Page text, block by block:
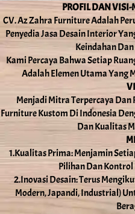
PROFIL DAN
CV. Az Zahra Furniture Adalah
Penyedia Jasa Desain Interior
Keindahan
Kami Percaya Bahwa Setiap
Adalah Elemen Utama Yang
Menjadi Mitra Terpercaya
Furniture Kustom Di Indonesia
Dan Kualitas
1.Kualitas Prima: Menjamin
Pilihan Dan
2.Inovasi Desain: Terus
Modern, Japandi, Industrial)